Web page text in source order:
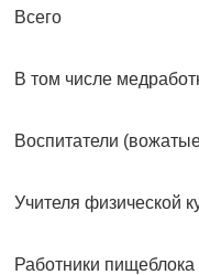
Всего
В том числе
Воспитатели
Учителя физической
Работники пищеблока